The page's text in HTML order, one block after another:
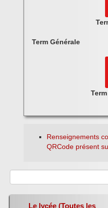
Term Générale
Renseignements
QRCode présent
Le lycée (Toutes les